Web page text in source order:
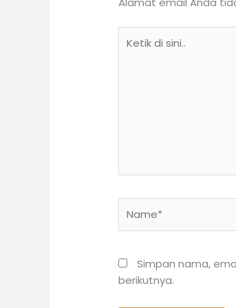
di
Simpan nama,
berikutnya.